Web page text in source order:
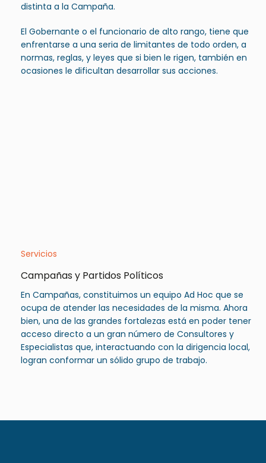
distinta a la Campaña.
El Gobernante o el funcionario de alto rango, tiene que
enfrentarse a una seria de limitantes de todo orden, a
normas, reglas, y leyes que si bien le rigen, también en
ocasiones le dificultan desarrollar sus acciones.
Servicios
Campañas y Partidos Políticos
En Campañas, constituimos un equipo Ad Hoc que se
ocupa de atender las necesidades de la misma. Ahora
bien, una de las grandes fortalezas está en poder tener
acceso directo a un gran número de Consultores y
Especialistas que, interactuando con la dirigencia local,
logran conformar un sólido grupo de trabajo.